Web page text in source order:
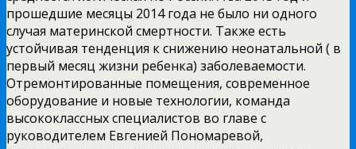
прошедшие месяцы 2014 года не было ни одного
случая материнской смертности. Также есть
устойчивая тенденция к снижению неонатальной ( в
первый месяц жизни ребенка) заболеваемости.
Отремонтированные помещения, современное
оборудование и новые технологии, команда
высококлассных специалистов во главе с
руководителем Евгенией Пономаревой,